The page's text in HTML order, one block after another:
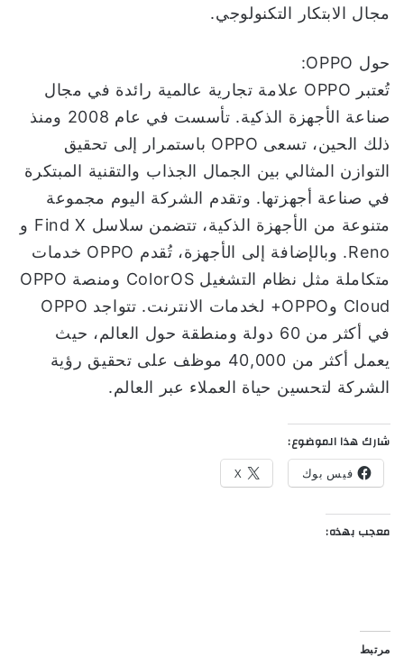
مجال الابتكار التكنولوجي.
حول OPPO:
تُعتبر OPPO علامة تجارية عالمية رائدة في مجال
صناعة الأجهزة الذكية. تأسست في عام 2008 ومنذ
ذلك الحين، تسعى OPPO باستمرار إلى تحقيق
التوازن المثالي بين الجمال الجذاب والتقنية المبتكرة
في صناعة أجهزتها. وتقدم الشركة اليوم مجموعة
متنوعة من الأجهزة الذكية، تتضمن سلاسل Find X و
Reno. وبالإضافة إلى الأجهزة، تُقدم OPPO خدمات
متكاملة مثل نظام التشغيل ColorOS ومنصة OPPO
Cloud وOPPO+ لخدمات الانترنت. تتواجد OPPO
في أكثر من 60 دولة ومنطقة حول العالم، حيث
يعمل أكثر من 40,000 موظف على تحقيق رؤية
الشركة لتحسين حياة العملاء عبر العالم.
شارك هذا الموضوع:
فيس بوك X
معجب بهذه:
مرتبط